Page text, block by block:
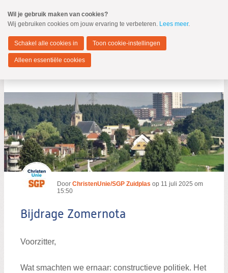
naar
Spring
de
inhoud
Spring
naar
Zuidplas
MENU
Zoeken:
Zoeken
Door ChristenUnie/SGP Zuidplas op 11 juli 2025 om
15:50
Bijdrage Zomernota
Voorzitter,
Wat smachten we ernaar: constructieve politiek. Het
Wil je gebruik maken van cookies?
Wij gebruiken cookies om jouw ervaring te verbeteren. Lees meer.
Schakel alle cookies in Toon cookie-instellingen
Alleen essentiële cookies